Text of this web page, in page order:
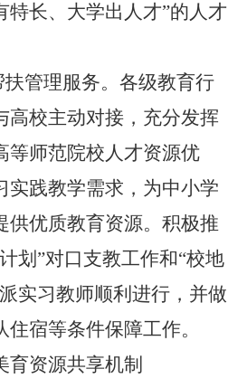
特长、大学出人才”的人才
管理服务。各级教育行
高校主动对接，充分发挥
等师范院校人才资源优
实践教学需求，为中小学
供优质教育资源。积极推
划”对口支教工作和“校地
实习教师顺利进行，并做
宿等条件保障工作。
资源共享机制